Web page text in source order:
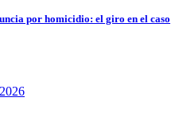
por homicidio: el giro en el caso